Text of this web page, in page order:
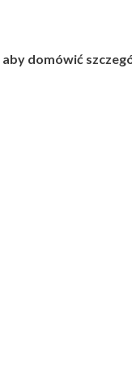
aby domówić